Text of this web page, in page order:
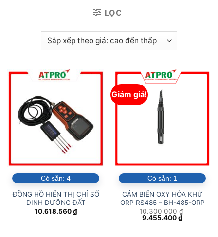
LỌC
Có sẵn: 4
ĐỒNG HỒ HIỂN THỊ CHỈ SỐ
DINH DƯỠNG ĐẤT
10.618.560₫
Giảm giá!
Có sẵn: 1
CẢM BIẾN OXY HÓA KHỬ
ORP RS485 – BH-485-ORP
10.300.000₫
Giá
9.455.400₫Giá